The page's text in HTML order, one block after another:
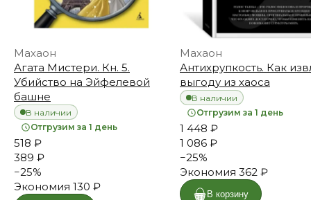
Махаон
Агата Мистери. Кн. 5.
Убийство на Эйфелевой
башне
В наличии
Отгрузим за 1 день
518 ₽
389 ₽
−25%
Экономия 130 ₽
Махаон
Антихрупкость. Как
выгоду из хаоса
В наличии
Отгрузим за 1 день
1 448 ₽
1 086 ₽
−25%
Экономия 362 ₽
В корзину